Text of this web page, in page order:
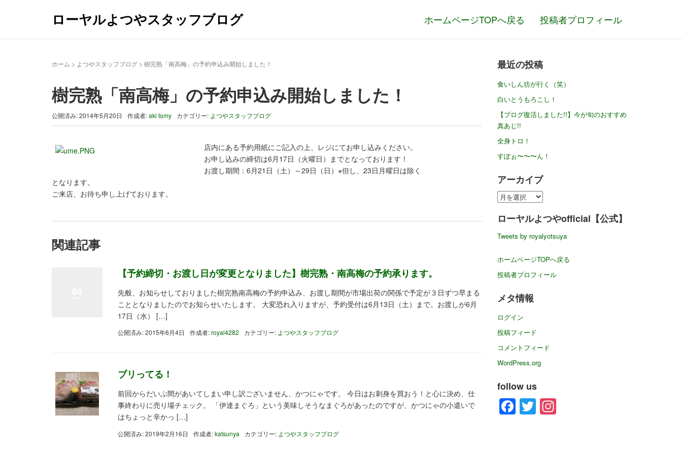
ローヤルよつやスタッフブログ ホームページTOPへ戻る 投稿者プロフィール
ホーム > よつやスタッフブログ > 樹完熟「南高梅」の予約申込み開始しました！
樹完熟「南高梅」の予約申込み開始しました！
公開済み: 2014年5月20日 作成者:aki tomy カテゴリー: よつやスタッフブログ
店内にある予約用紙にご記入の上、レジにてお申し込みください。
お申し込みの締切は6月17日（火曜日）までとなっております！
お渡し期間：6月21日（土）～29日（日）※但し、23日月曜日は除く
となります。
ご来店、お待ち申し上げております。
関連記事
【予約締切・お渡し日が変更となりました】樹完熟・南高梅の予約承ります。
先般、お知らせしておりました樹完熟南高梅の予約申込み、お渡し期間が市場出荷の関係で予定が３日ずつ早まる
こととなりましたのでお知らせいたします。 大変恐れ入りますが、予約受付は6月13日（土）まで。お渡しが6月
17日（水） […]
公開済み: 2015年6月4日 作成者:royal4282 カテゴリー: よつやスタッフブログ
ブリってる！
前回からだいぶ間があいてしまい申し訳ございません、かつにゃです。 今日はお刺身を買おう！と心に決め、仕
事終わりに売り場チェック。 「伊達まぐろ」という美味しそうなまぐろがあったのですが、かつにゃの小遣いで
はちょっと辛かっ […]
公開済み: 2019年2月16日 作成者:katsunya カテゴリー: よつやスタッフブログ
最近の投稿
食いしん坊が行く（笑）
白いとうもろこし！
【ブログ復活しました!!】今が旬のおすすめ
真あじ!!
全身トロ！
すぽぉ〜〜〜ん！
アーカイブ
ア
カ
ブ
ローヤルよつやofficial【公式】
Tweets by royalyotsuya
ホームページTOPへ戻る
投稿者プロフィール
メタ情報
ログイン
投稿フィード
コメントフィード
WordPress.org
follow us
Facebook
TwitterInstagram